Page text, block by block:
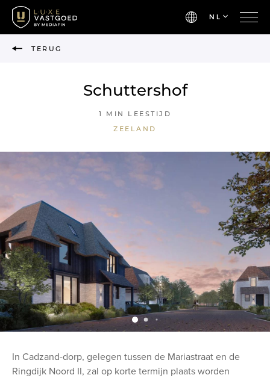
NL
TERUG
Schuttershof
1 MIN LEESTIJD
ZEELAND
In Cadzand-dorp, gelegen tussen de Mariastraat en de
Ringdijk Noord II, zal op korte termijn plaats worden